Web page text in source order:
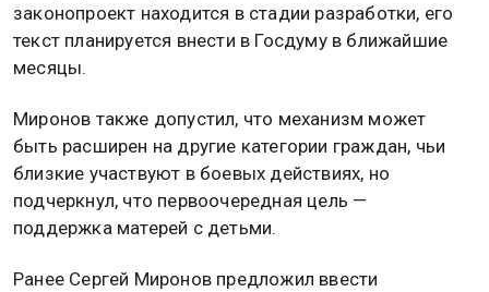
законопроект находится в стадии разработки, его
текст планируется внести в Госдуму в ближайшие
месяцы.
Миронов также допустил, что механизм может
быть расширен на другие категории граждан, чьи
близкие участвуют в боевых действиях, но
подчеркнул, что первоочередная цель —
поддержка матерей с детьми.
Ранее Сергей Миронов предложил ввести